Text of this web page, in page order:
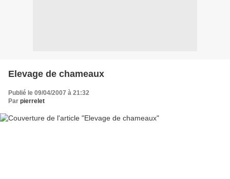
Elevage de chameaux
Publié le 09/04/2007 à 21:32
Par pierrelet